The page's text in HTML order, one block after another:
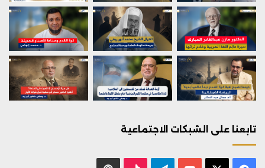
تابعنا على الشبكات الاجتماعية